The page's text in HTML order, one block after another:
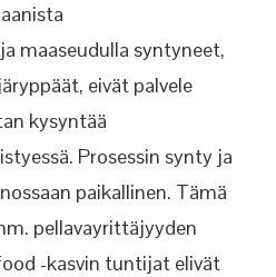
maaseudulla syntyneet,
eivät palvele
kysyntää
Prosessin synty ja
paikallinen. Tämä
pellavayrittäjyyden
-kasvin tuntijat elivät